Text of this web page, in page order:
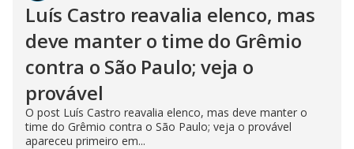
Luís Castro reavalia elenco, mas
deve manter o time do Grêmio
contra o São Paulo; veja o
provável
O post Luís Castro reavalia elenco, mas deve manter o
time do Grêmio contra o São Paulo; veja o provável
apareceu primeiro em...